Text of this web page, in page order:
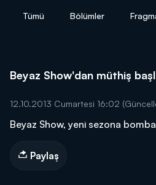
Tümü Bölümler
Beyaz Show'dan müthiş
12.10.2013 Cumartesi 16:02
Beyaz Show, yeni sezona
Paylaş